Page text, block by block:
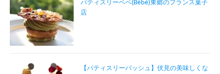
パティスリーベベ(Bébé)東郷のフランス菓子
店
【パティスリーパッシュ】伏見の美味しくな